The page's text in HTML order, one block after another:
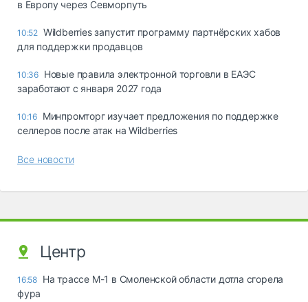
в Европу через Севморпуть
10:52 Wildberries запустит программу партнёрских хабов
для поддержки продавцов
10:36 Новые правила электронной торговли в ЕАЭС
заработают с января 2027 года
10:16 Минпромторг изучает предложения по поддержке
селлеров после атак на Wildberries
Все новости
Центр
16:58 На трассе М-1 в Смоленской области дотла сгорела
фура